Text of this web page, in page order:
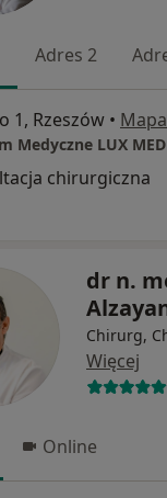
Adres 2
1, Rzeszów • Mapa
chirurgiczna
dr n.
Chirurg,
Więcej
Online